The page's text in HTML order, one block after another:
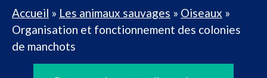
Accueil » Les animaux sauvages » Oiseaux »
Organisation et fonctionnement des colonies
de manchots